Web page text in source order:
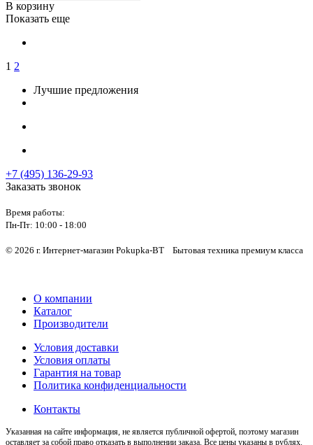
В корзину
Показать еще
1 2
Лучшие предложения
+7 (495) 136-29-93
Заказать звонок
Время работы:
Пн-Пт: 10:00 - 18:00
© 2026 г. Интернет-магазин Pokupka-BT Бытовая техника премиум класса
О компании
Каталог
Производители
Условия доставки
Условия оплаты
Гарантия на товар
Политика конфиденциальности
Контакты
Указанная на сайте информация, не является публичной офертой, поэтому магазин
оставляет за собой право отказать в выполнении заказа. Все цены указаны в рублях.